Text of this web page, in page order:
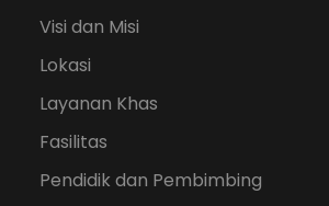
Visi dan Misi
Lokasi
Layanan Khas
Fasilitas
Pendidik dan Pembimbing